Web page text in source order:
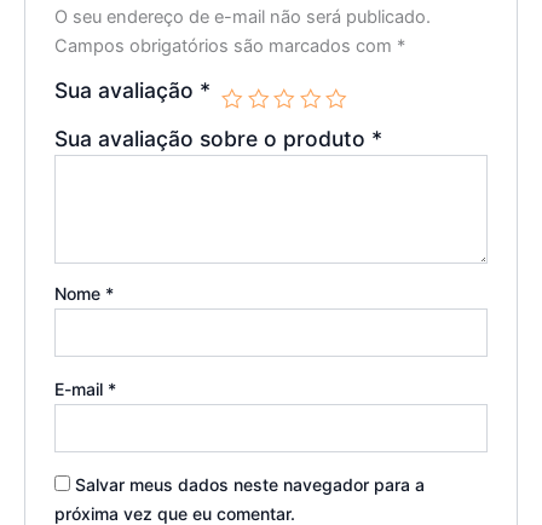
O seu endereço de e-mail não será publicado.
Campos obrigatórios são marcados com *
Sua avaliação *
Sua avaliação sobre o produto *
Nome *
E-mail *
Salvar meus dados neste navegador para a
próxima vez que eu comentar.